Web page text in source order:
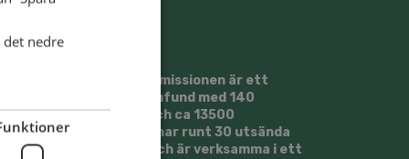
Svenska Alliansmissionen är ett
kristet trossamfund med 140
församlingar och ca 13500
medlemmar. Vi har runt 30 utsända
medarbetare och är verksamma i ett
nedre